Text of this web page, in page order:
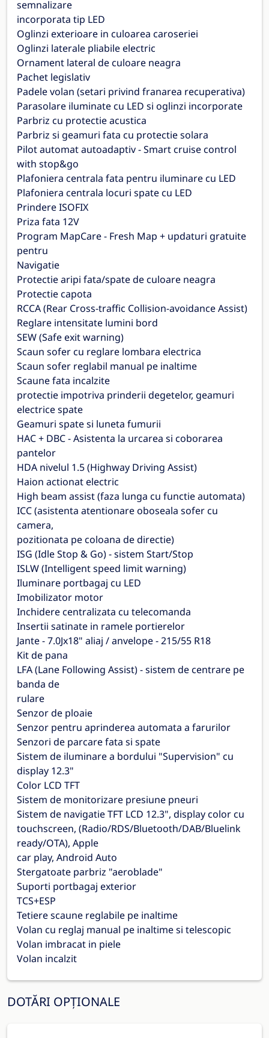
semnalizare
incorporata tip LED
Oglinzi exterioare in culoarea caroseriei
Oglinzi laterale pliabile electric
Ornament lateral de culoare neagra
Pachet legislativ
Padele volan (setari privind franarea recuperativa)
Parasolare iluminate cu LED si oglinzi incorporate
Parbriz cu protectie acustica
Parbriz si geamuri fata cu protectie solara
Pilot automat autoadaptiv - Smart cruise control
with stop&go
Plafoniera centrala fata pentru iluminare cu LED
Plafoniera centrala locuri spate cu LED
Prindere ISOFIX
Priza fata 12V
Program MapCare - Fresh Map + updaturi gratuite
pentru
Navigatie
Protectie aripi fata/spate de culoare neagra
Protectie capota
RCCA (Rear Cross-traffic Collision-avoidance Assist)
Reglare intensitate lumini bord
SEW (Safe exit warning)
Scaun sofer cu reglare lombara electrica
Scaun sofer reglabil manual pe inaltime
Scaune fata incalzite
protectie impotriva prinderii degetelor, geamuri
electrice spate
Geamuri spate si luneta fumurii
HAC + DBC - Asistenta la urcarea si coborarea
pantelor
HDA nivelul 1.5 (Highway Driving Assist)
Haion actionat electric
High beam assist (faza lunga cu functie automata)
ICC (asistenta atentionare oboseala sofer cu
camera,
pozitionata pe coloana de directie)
ISG (Idle Stop & Go) - sistem Start/Stop
ISLW (Intelligent speed limit warning)
Iluminare portbagaj cu LED
Imobilizator motor
Inchidere centralizata cu telecomanda
Insertii satinate in ramele portierelor
Jante - 7.0Jx18" aliaj / anvelope - 215/55 R18
Kit de pana
LFA (Lane Following Assist) - sistem de centrare pe
banda de
rulare
Senzor de ploaie
Senzor pentru aprinderea automata a farurilor
Senzori de parcare fata si spate
Sistem de iluminare a bordului "Supervision" cu
display 12.3"
Color LCD TFT
Sistem de monitorizare presiune pneuri
Sistem de navigatie TFT LCD 12.3", display color cu
touchscreen, (Radio/RDS/Bluetooth/DAB/Bluelink
ready/OTA), Apple
car play, Android Auto
Stergatoate parbriz "aeroblade"
Suporti portbagaj exterior
TCS+ESP
Tetiere scaune reglabile pe inaltime
Volan cu reglaj manual pe inaltime si telescopic
Volan imbracat in piele
Volan incalzit
DOTĂRI OPȚIONALE